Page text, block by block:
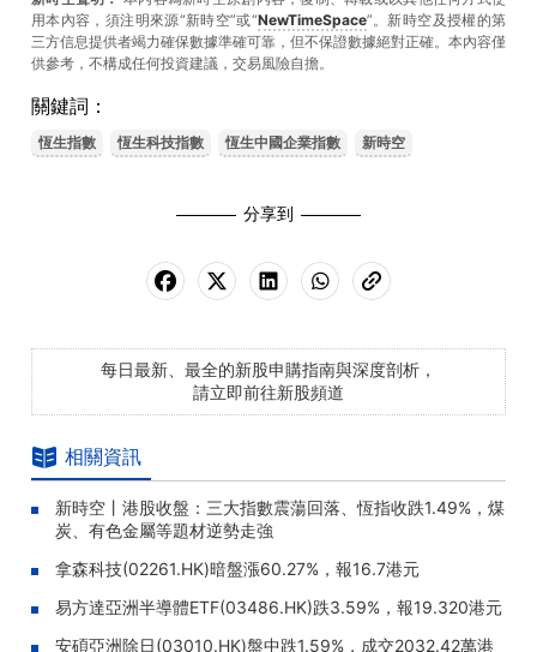
用本內容，須注明來源“新時空”或“NewTimeSpace”。新時空及授權的第
三方信息提供者竭力確保數據準確可靠，但不保證數據絕對正確。本內容僅
供參考，不構成任何投資建議，交易風險自擔。
關鍵詞：
恆生指數 恆生科技指數 恆生中國企業指數 新時空
分享到
每日最新、最全的新股申購指南與深度剖析，
請立即前往新股頻道
相關資訊
新時空丨港股收盤：三大指數震蕩回落、恆指收跌1.49%，煤
炭、有色金屬等題材逆勢走強
拿森科技(02261.HK)暗盤漲60.27%，報16.7港元
易方達亞洲半導體ETF(03486.HK)跌3.59%，報19.320港元
安碩亞洲除日(03010.HK)盤中跌1.59%，成交2032.42萬港